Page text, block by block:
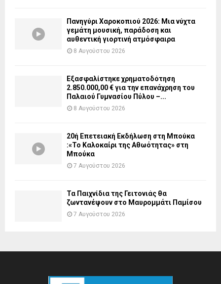
Πανηγύρι Χαροκοπιού 2026: Μια νύχτα
γεμάτη μουσική, παράδοση και
αυθεντική γιορτινή ατμόσφαιρα
8 Αυγούστου 2026
Εξασφαλίστηκε χρηματοδότηση
2.850.000,00 € για την επανάχρηση του
Παλαιού Γυμνασίου Πύλου –...
8 Αυγούστου 2026
20ή Επετειακή Εκδήλωση στη Μπούκα
:«Το Καλοκαίρι της Αθωότητας» στη
Μπούκα
7 Αυγούστου 2026
Τα Παιχνίδια της Γειτονιάς θα
ζωντανέψουν στο Μαυρομμάτι Παμίσου
7 Αυγούστου 2026